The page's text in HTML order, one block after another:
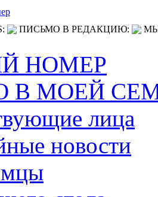
ПИСЬМО В РЕДАКЦИЮ:
НОМЕР
В МОЕЙ
лица
новости